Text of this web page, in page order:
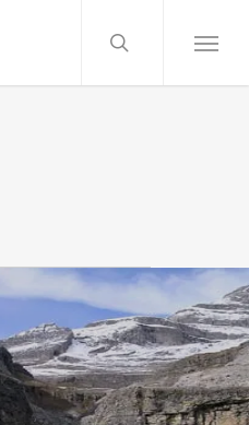
Menu